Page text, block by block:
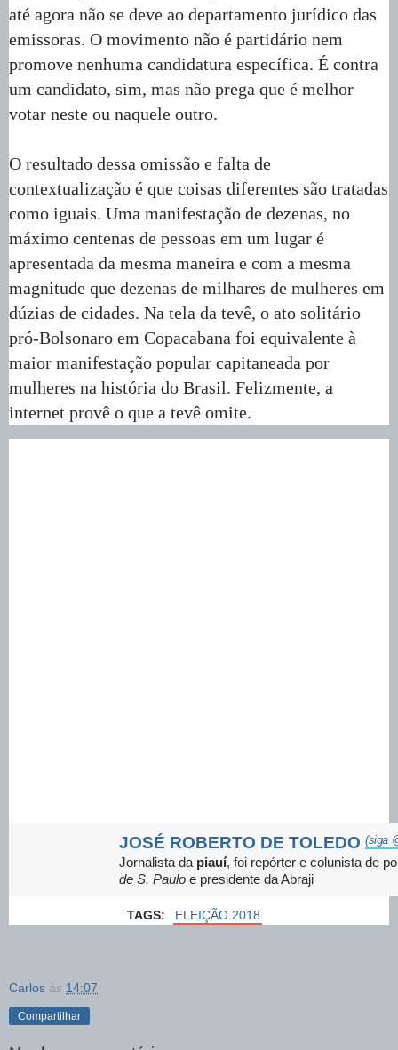
até agora não se deve ao departamento jurídico das
emissoras. O movimento não é partidário nem
promove nenhuma candidatura específica. É contra
um candidato, sim, mas não prega que é melhor
votar neste ou naquele outro.
O resultado dessa omissão e falta de
contextualização é que coisas diferentes são tratadas
como iguais. Uma manifestação de dezenas, no
máximo centenas de pessoas em um lugar é
apresentada da mesma maneira e com a mesma
magnitude que dezenas de milhares de mulheres em
dúzias de cidades. Na tela da tevê, o ato solitário
pró-Bolsonaro em Copacabana foi equivalente à
maior manifestação popular capitaneada por
mulheres na história do Brasil. Felizmente, a
internet provê o que a tevê omite.
JOSÉ ROBERTO DE TOLEDO (siga
Jornalista da piauí, foi repórter e colunista de
de S. Paulo e presidente da Abraji
TAGS: ELEIÇÃO 2018
Carlos às 14:07
Compartilhar